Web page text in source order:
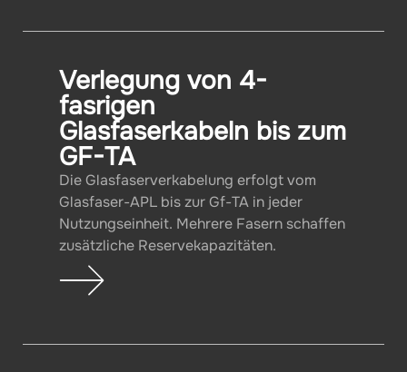
Verlegung von 4-
fasrigen
Glasfaserkabeln bis zum
GF-TA
Die Glasfaserverkabelung erfolgt vom
Glasfaser-APL bis zur Gf-TA in jeder
Nutzungseinheit. Mehrere Fasern schaffen
zusätzliche Reservekapazitäten.